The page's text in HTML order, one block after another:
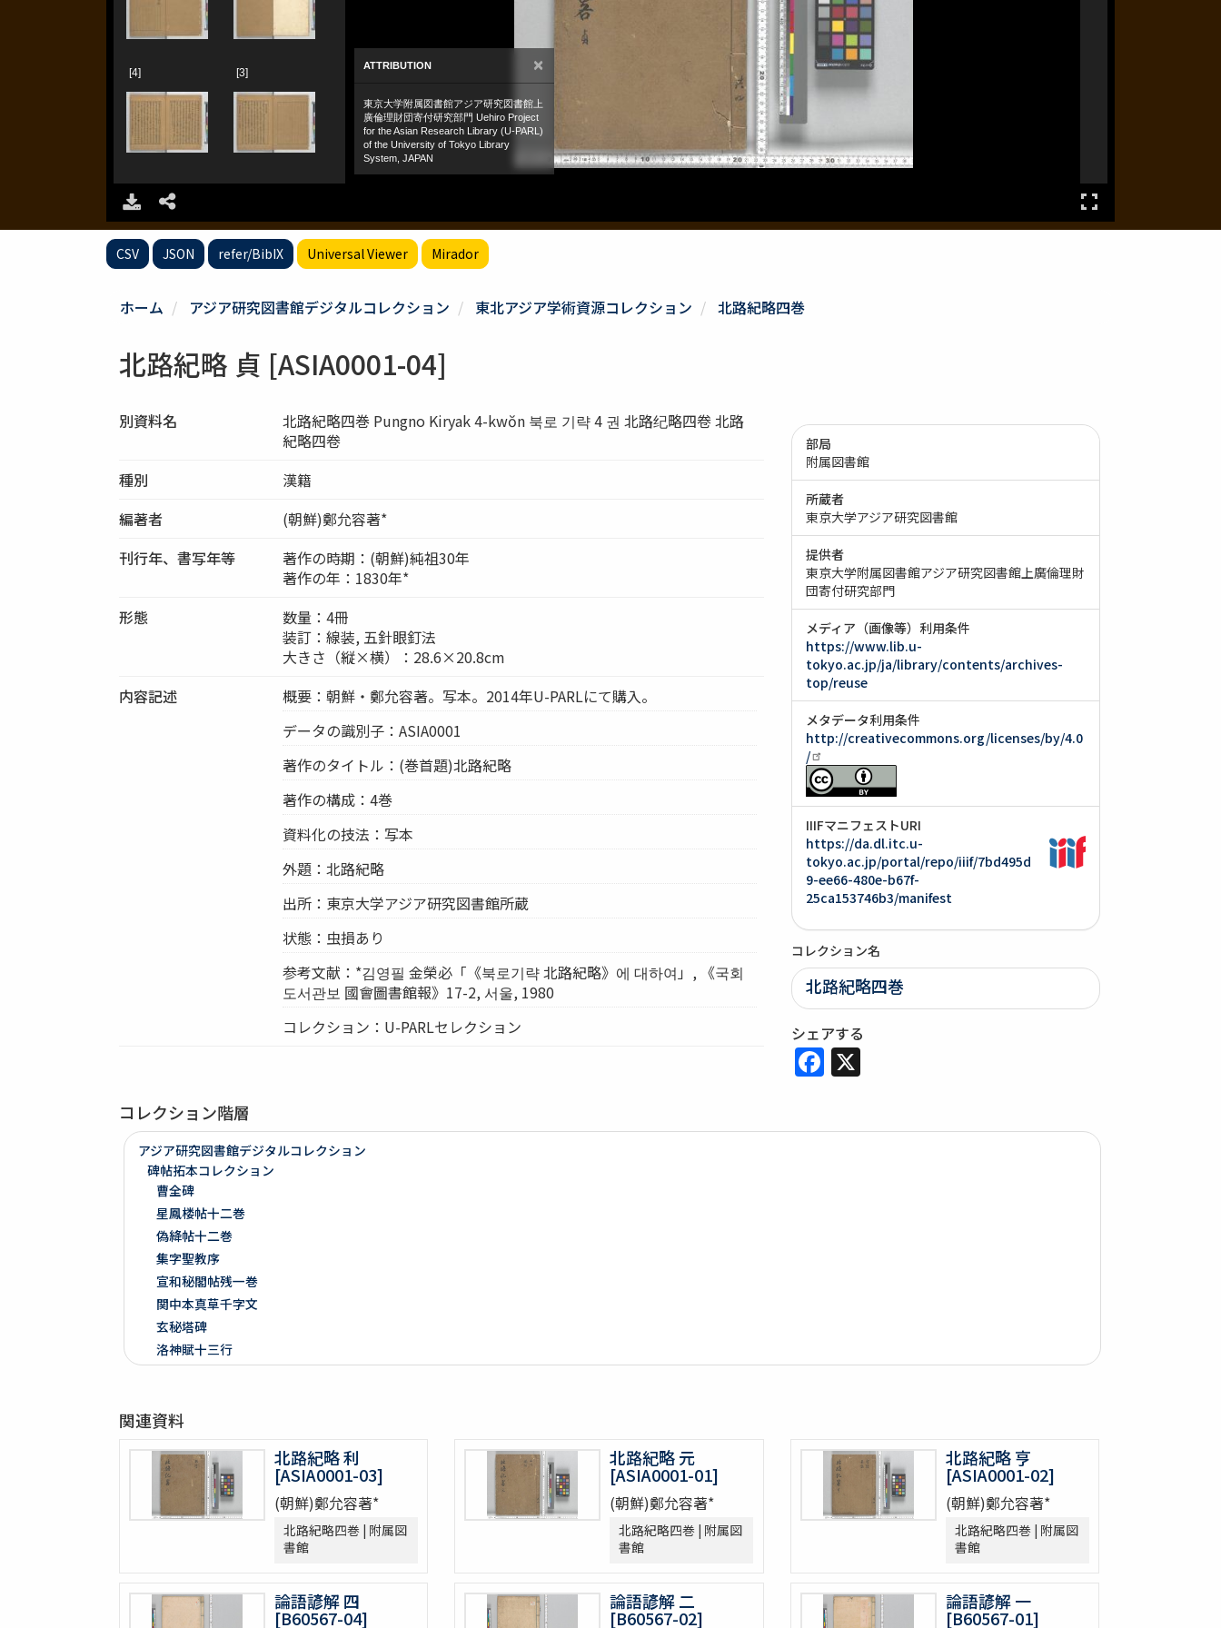
CSV JSON refer/BibIX Universal Viewer Mirador
ホーム アジア研究図書館デジタルコレクション 東北アジア学術資源コレクション 北路紀略四巻
北路紀略 貞 [ASIA0001-04]
別資料名
北路紀略四巻 Pungno Kiryak 4-kwŏn 북로 기략 4 권 北路纪略四卷 北路
紀略四卷
種別
漢籍
編著者
(朝鮮)鄭允容著*
刊行年、書写年等
著作の時期：(朝鮮)純祖30年
著作の年：1830年*
形態
数量：4冊
装訂：線装, 五針眼釘法
大きさ（縦×横）：28.6×20.8cm
内容記述
概要：朝鮮・鄭允容著。写本。2014年U-PARLにて購入。
データの識別子：ASIA0001
著作のタイトル：(巻首題)北路紀略
著作の構成：4巻
資料化の技法：写本
外題：北路紀略
出所：東京大学アジア研究図書館所蔵
状態：虫損あり
参考文献：*김영필 金榮必「《북로기략 北路紀略》에 대하여」, 《국회
도서관보 國會圖書館報》17-2, 서울, 1980
コレクション：U-PARLセレクション
部局
附属図書館
所蔵者
東京大学アジア研究図書館
提供者
東京大学附属図書館アジア研究図書館上廣倫理財
団寄付研究部門
メディア（画像等）利用条件
https://www.lib.u-
tokyo.ac.jp/ja/library/contents/archives-
top/reuse
メタデータ利用条件
http://creativecommons.org/licenses/by/4.0
/
IIIFマニフェストURI
https://da.dl.itc.u-
tokyo.ac.jp/portal/repo/iiif/7bd495d
9-ee66-480e-b67f-
25ca153746b3/manifest
コレクション名
北路紀略四巻
シェアする
Facebook
X
コレクション階層
アジア研究図書館デジタルコレクション
碑帖拓本コレクション
曹全碑
星鳳楼帖十二巻
偽絳帖十二巻
集字聖教序
宣和秘閣帖残一巻
関中本真草千字文
玄秘塔碑
洛神賦十三行
泉州本淳化閣帖十巻闕四巻
停雲館帖十二巻
偽絳帖残一巻
拪先塋記
顔氏家廟碑
争坐位稿
古今歴代法帖
朴彭年草書千字文
関連資料
北路紀略 利
[ASIA0001-03]
(朝鮮)鄭允容著*
北路紀略四巻 | 附属図
書館
北路紀略 元
[ASIA0001-01]
(朝鮮)鄭允容著*
北路紀略四巻 | 附属図
書館
北路紀略 亨
[ASIA0001-02]
(朝鮮)鄭允容著*
北路紀略四巻 | 附属図
書館
論語諺解 四
[B60567-04]
論語諺解 二
[B60567-02]
論語諺解 一
[B60567-01]